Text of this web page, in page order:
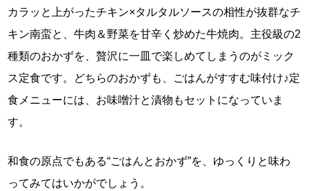
カラッと上がったチキン×タルタルソースの相性が抜群なチ
キン南蛮と、牛肉＆野菜を甘辛く炒めた牛焼肉。主役級の2
種類のおかずを、贅沢に一皿で楽しめてしまうのがミック
ス定食です。どちらのおかずも、ごはんがすすむ味付け♪定
食メニューには、お味噌汁と漬物もセットになっていま
す。
和食の原点でもある“ごはんとおかず”を、ゆっくりと味わ
ってみてはいかがでしょう。